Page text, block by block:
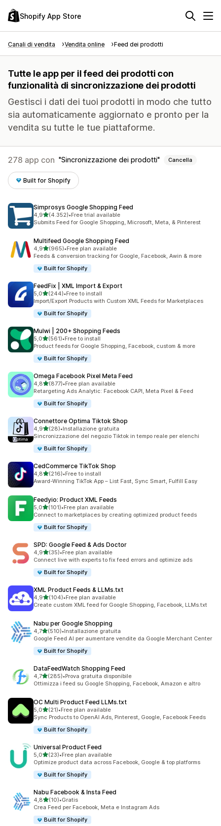
Shopify App Store
Canali di vendita Vendita online Feed dei prodotti
Tutte le app per il feed dei prodotti con
funzionalità di sincronizzazione dei prodotti
Gestisci i dati dei tuoi prodotti in modo che tutto
sia automaticamente aggiornato e pronto per la
vendita su tutte le tue piattaforme.
278 app con Sincronizzazione dei prodotti Cancella
Built for Shopify
Simprosys Google Shopping Feed
4,9stelle su 5
(4.352)
4352 recensioni totali
•Free trial available
Submits Feed for Google Shopping, Microsoft, Meta, & Pinterest
Multifeed Google Shopping Feed
4,9stelle su 5
(965)
965 recensioni totali
•Free plan available
Feeds & conversion tracking for Google, Facebook, Awin & more
Built for Shopify
FeedFix | XML Import & Export
5,0stelle su 5
(244)
244 recensioni totali
•Free to install
Import/Export Products with Custom XML Feeds for Marketplaces
Built for Shopify
Mulwi | 200+ Shopping Feeds
5,0stelle su 5
(561)
561 recensioni totali
•Free to install
Product feeds for Google Shopping, Facebook, custom & more
Built for Shopify
Omega Facebook Pixel Meta Feed
4,8stelle su 5
(877)
877 recensioni totali
•Free plan available
Retargeting Ads Analytic: Facebook CAPI, Meta Pixel & Feed
Built for Shopify
Connettore Optima Tiktok Shop
4,9stelle su 5
(28)
28 recensioni totali
•Installazione gratuita
Sincronizzazione del negozio Tiktok in tempo reale per elenchi
Built for Shopify
CedCommerce TikTok Shop
4,8stelle su 5
(216)
216 recensioni totali
•Free to install
Award-Winning TikTok App – List Fast, Sync Smart, Fulfill Easy
Feedyio: Product XML Feeds
5,0stelle su 5
(101)
101 recensioni totali
•Free plan available
Connect to marketplaces by creating optimized product feeds
Built for Shopify
SPD: Google Feed & Ads Doctor
4,9stelle su 5
(35)
35 recensioni totali
•Free plan available
Connect live with experts to fix feed errors and optimize ads
Built for Shopify
XML Product Feeds & LLMs.txt
4,9stelle su 5
(104)
104 recensioni totali
•Free plan available
Create custom XML feed for Google Shopping, Facebook, LLMs.txt
Nabu per Google Shopping
4,7stelle su 5
(510)
510 recensioni totali
•Installazione gratuita
Google Feed AI per aumentare vendite da Google Merchant Center
Built for Shopify
DataFeedWatch Shopping Feed
4,7stelle su 5
(285)
285 recensioni totali
•Prova gratuita disponibile
Ottimizza i feed su Google Shopping, Facebook, Amazon e altro
OC Multi Product Feed LLMs.txt
5,0stelle su 5
(21)
21 recensioni totali
•Free plan available
Sync Products to OpenAI Ads, Pinterest, Google, Facebook Feeds
Built for Shopify
Universal Product Feed
5,0stelle su 5
(23)
23 recensioni totali
•Free plan available
Optimize product data across Facebook, Google & top platforms
Built for Shopify
Nabu Facebook & Insta Feed
4,8stelle su 5
(10)
10 recensioni totali
•Gratis
Crea Feed per Facebook, Meta e Instagram Ads
Built for Shopify